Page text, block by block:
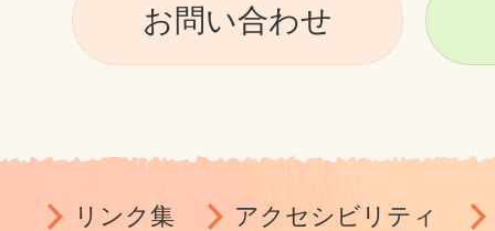
お問い合わせ
リンク集 アクセシビリティ